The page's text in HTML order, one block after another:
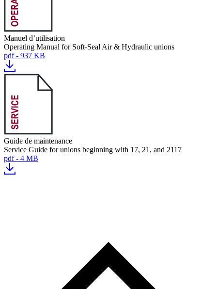
Manuel d’utilisation
Operating Manual for Soft-Seal Air & Hydraulic unions
pdf - 937 KB
Guide de maintenance
Service Guide for unions beginning with 17, 21, and 2117
pdf - 4 MB